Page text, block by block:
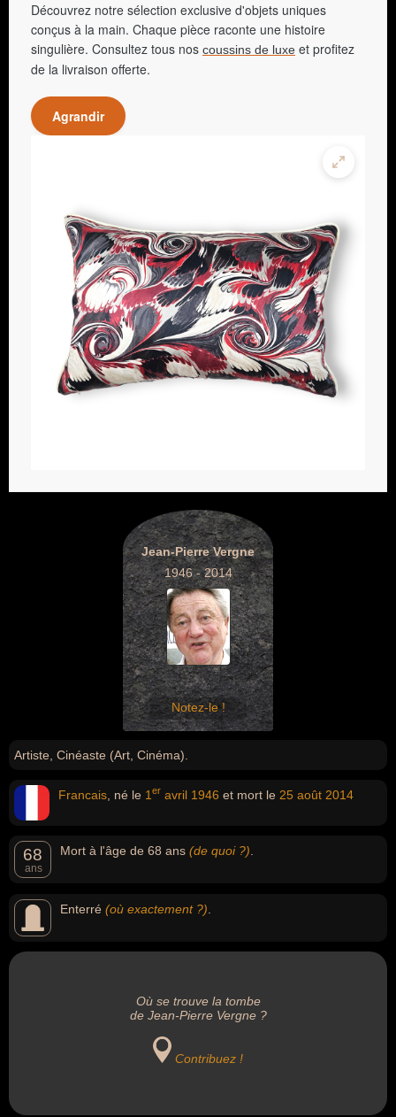
Découvrez notre sélection exclusive d'objets uniques
conçus à la main. Chaque pièce raconte une histoire
singulière. Consultez tous nos coussins de luxe et profitez
de la livraison offerte.
Agrandir
Jean-Pierre Vergne
1946 - 2014
Notez-le !
Artiste, Cinéaste (Art, Cinéma).
Francais , né le 1 er avril 1946 et mort le 25 août 2014
68
ans
Mort à l'âge de 68 ans (de quoi ?)
Enterré (où exactement ?)
Où se trouve la tombe
de Jean-Pierre Vergne ?
Contribuez !